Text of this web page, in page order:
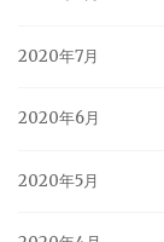
2020年7月
2020年6月
2020年5月